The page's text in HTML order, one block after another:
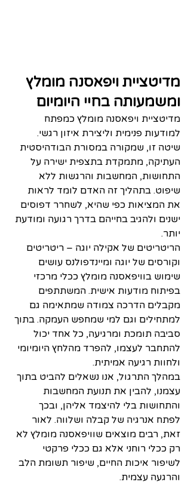
מדיטציית ויפאסנה מומלץ
ומשמעותה בחיי היומיום
מדיטציית ויפאסנה מומלץ כמפתח
למודעות פנימית וליצירת איזון רגשי.
שיטה זו, שמקורה במסורת הבודהיסטית
העתיקה, מתמקדת בתצפית ישירה על
התחושות, המחשבות והרגשות ללא
שיפוט. בתהליך זה האדם לומד לראות
את המציאות כפי שהיא, לשחרר דפוסים
ישנים ולהגיב בחייהם בדרך רגועה ומודעת
יותר.
הריטריטים של אקילה יוגה – ריטריטים
וקורסים של יוגה ומיינדפולנס עושים
שימוש בוויפאסנה מומלץ ככלי מרכזי
בפיתוח מודעות אישית. המשתתפים
מקבלים הדרכה צמודה שמתאימה גם
למתחילים וגם למי שמחפש העמקה. בתוך
סביבה תומכת ומרגיעה, כל אחד יכול
להתחבר לעצמו, להפרד מהלחץ היומיומי
ולחוות רגיעה אמיתית.
במהלך התרגול, אנו נשאלים להביט בתוך
עצמנו, להבין את תנועת המחשבות
והתחושות בלי להיצמד אליהן, ובכך
לפתח אנרגיה של קבלה ושלווה. לאור
זאת, רבים מוצאים שוויפאסנה מומלץ לא
רק ככלי רוחני אלא גם ככלי פרקטי
לשיפור איכות החיים, שיפור תשומת הלב
והרגעה עצמית.